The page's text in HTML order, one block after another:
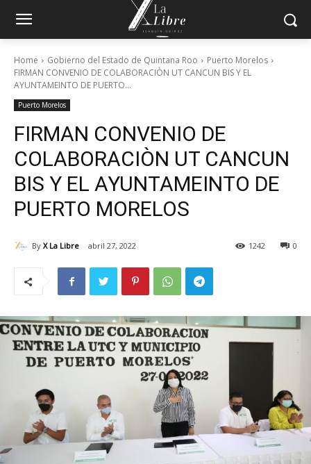
Home Gobierno del Estado de Quintana Roo
Puerto Morelos
FIRMAN CONVENIO DE COLABORACIÒN UT CANCUN BIS Y EL
AYUNTAMEINTO DE PUERTO...
Puerto Morelos
FIRMAN CONVENIO DE
COLABORACIÒN UT CANCUN
BIS Y EL AYUNTAMEINTO DE
PUERTO MORELOS
By X La Libre abril 27, 2022 0
1242